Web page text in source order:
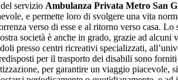
servizio Ambulanza Privata Metro San
e permette loro di svolgere una vita
verso di esse e al ritorno verso casa.
società è anche in grado, grazie ad
presso centri ricreativi specializzati,
per il trasporto dei disabili sono
per garantire un viaggio piacevole,